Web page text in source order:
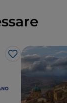
Like